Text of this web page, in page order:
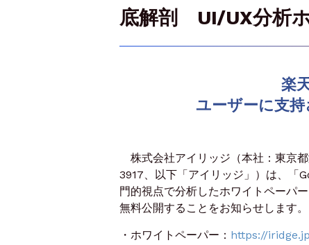
底解剖 UI/UX分析
楽
ユーザーに支持
株式会社アイリッジ（本社：東京
3917、以下「アイリッジ」）は、「
門的視点で分析したホワイトペーパ
無料公開することをお知らせします。
・ホワイトペーパー： https://